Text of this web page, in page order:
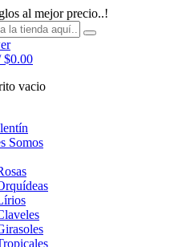
al mejor precio..!
$0.00
vacio
Somos